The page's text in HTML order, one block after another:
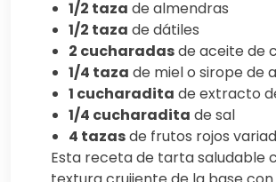
1/2 taza de almendras
1/2 taza de dátiles
2 cucharadasde aceite de
1/4 taza de miel o sirope de
1 cucharadita de extracto
1/4 cucharadita de sal
4 tazasde frutos rojos
Esta receta de tarta saludable